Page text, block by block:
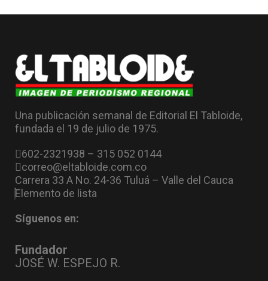
Una publicación semanal de Editorial El Tabloide,
fundada el 19 de julio de 1975.
602-2321938 – 315 052 0144
correo@eltabloide.com.co
Carrera 33 A No. 24-36 Tuluá – Valle del Cauca
Elemento de lista
Síguenos en:
Fundador
JOSÉ W. ESPEJO R.